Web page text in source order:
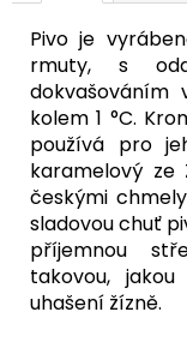
Pivo je
rmuty, s
kolem 1 °C.
používá pro
karamelový ze
českými
sladovou chuť
příjemnou
takovou,
uhašení žízně.